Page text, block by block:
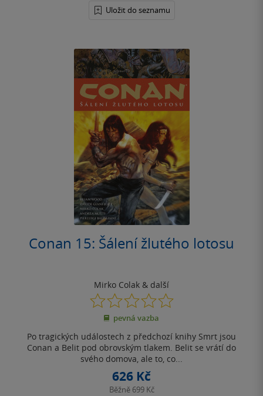
Uložit do seznamu
Conan 15: Šálení žlutého lotosu
Mirko Colak & další
0.0
z
5
pevná vazba
Po tragických událostech z předchozí knihy Smrt jsou
Conan a Belit pod obrovským tlakem. Belit se vrátí do
svého domova, ale to, co...
626 Kč
Běžně 699 Kč